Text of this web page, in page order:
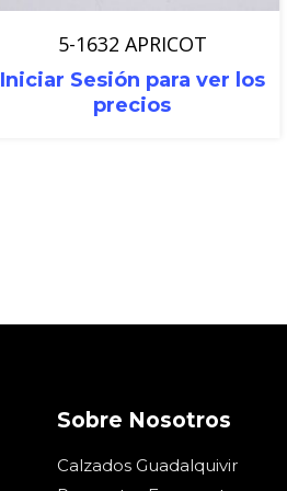
5-1632 APRICOT
Iniciar Sesión para ver los
precios
Sobre Nosotros
Calzados Guadalquivir